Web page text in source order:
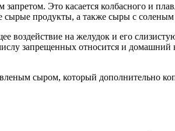
Это касается колбасного и
сырые продукты, а также сыры с
воздействие на желудок и его
запрещенных относится и домашний
сыром, который дополнительно